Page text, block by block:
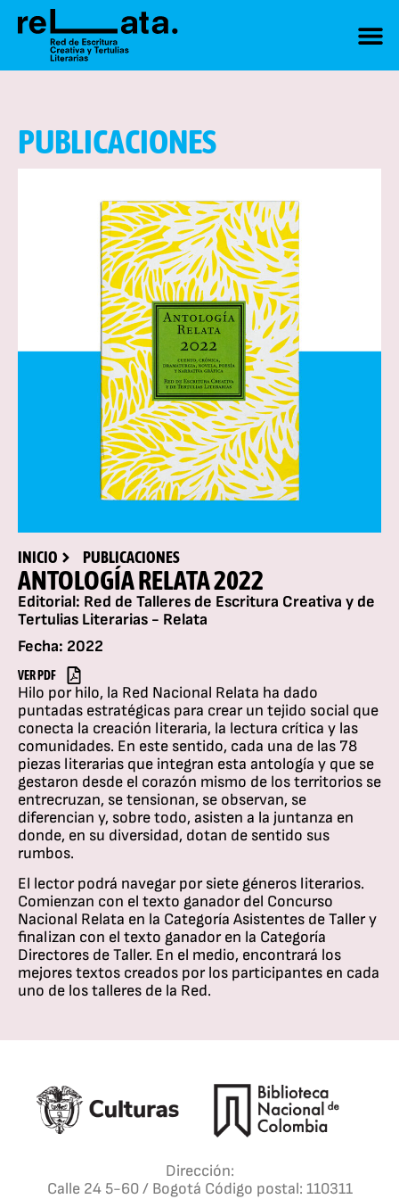
PUBLICACIONES
INICIO PUBLICACIONES
ANTOLOGÍA RELATA 2022
Editorial: Red de Talleres de Escritura Creativa y de
Tertulias Literarias - Relata
Fecha: 2022
VER PDF
Hilo por hilo, la Red Nacional Relata ha dado
puntadas estratégicas para crear un tejido social que
conecta la creación literaria, la lectura crítica y las
comunidades. En este sentido, cada una de las 78
piezas literarias que integran esta antología y que se
gestaron desde el corazón mismo de los territorios se
entrecruzan, se tensionan, se observan, se
diferencian y, sobre todo, asisten a la juntanza en
donde, en su diversidad, dotan de sentido sus
rumbos.
El lector podrá navegar por siete géneros literarios.
Comienzan con el texto ganador del Concurso
Nacional Relata en la Categoría Asistentes de Taller y
finalizan con el texto ganador en la Categoría
Directores de Taller. En el medio, encontrará los
mejores textos creados por los participantes en cada
uno de los talleres de la Red.
Dirección:
Calle 24 5-60 / Bogotá Código postal: 110311